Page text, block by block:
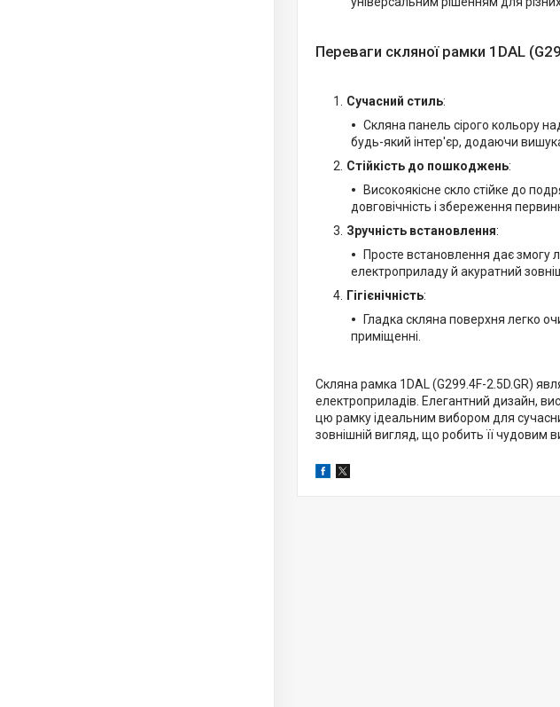
Переваги скляної рамки 1DAL
Сучасний стиль:
Скляна панель сірого кольору
будь-який інтер'єр, додаючи
Стійкість до пошкоджень:
Високоякісне скло стійке до
довговічність і збереження
Зручність встановлення:
Просте встановлення дає змогу
електроприладу й акуратний
Гігієнічність:
Гладка скляна поверхня легко
приміщенні.
Скляна рамка 1DAL (G299.4F-2.5D.GR)
електроприладів. Елегантний дизайн,
цю рамку ідеальним вибором для
зовнішній вигляд, що робить її чудовим